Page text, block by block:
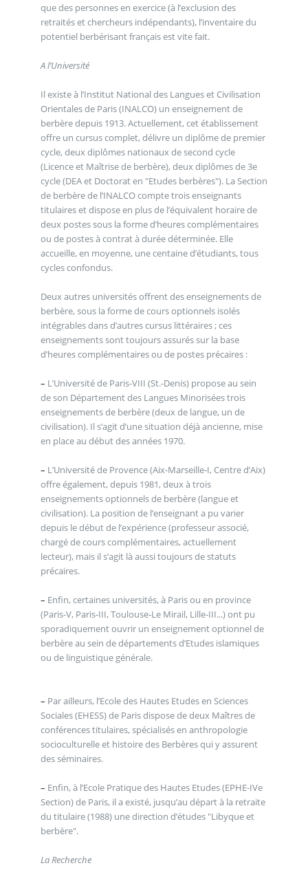
que des personnes en exercice (à l’exclusion des
retraités et chercheurs indépendants), l’inventaire du
potentiel berbérisant français est vite fait.
A l’Université
Il existe à l’Institut National des Langues et Civilisation
Orientales de Paris (INALCO) un enseignement de
berbère depuis 1913. Actuellement, cet établissement
offre un cursus complet, délivre un diplôme de premier
cycle, deux diplômes nationaux de second cycle
(Licence et Maîtrise de berbère), deux diplômes de 3e
cycle (DEA et Doctorat en "Etudes berbères"). La Section
de berbère de l’INALCO compte trois enseignants
titulaires et dispose en plus de l’équivalent horaire de
deux postes sous la forme d’heures complémentaires
ou de postes à contrat à durée déterminée. Elle
accueille, en moyenne, une centaine d’étudiants, tous
cycles confondus.
Deux autres universités offrent des enseignements de
berbère, sous la forme de cours optionnels isolés
intégrables dans d’autres cursus littéraires ; ces
enseignements sont toujours assurés sur la base
d’heures complémentaires ou de postes précaires :
– L’Université de Paris-VIII (St.-Denis) propose au sein
de son Département des Langues Minorisées trois
enseignements de berbère (deux de langue, un de
civilisation). Il s’agit d’une situation déjà ancienne, mise
en place au début des années 1970.
– L’Université de Provence (Aix-Marseille-I, Centre d’Aix)
offre également, depuis 1981, deux à trois
enseignements optionnels de berbère (langue et
civilisation). La position de l’enseignant a pu varier
depuis le début de l’expérience (professeur associé,
chargé de cours complémentaires, actuellement
lecteur), mais il s’agit là aussi toujours de statuts
précaires.
– Enfin, certaines universités, à Paris ou en province
(Paris-V, Paris-III, Toulouse-Le Mirail, Lille-III...) ont pu
sporadiquement ouvrir un enseignement optionnel de
berbère au sein de départements d’Etudes islamiques
ou de linguistique générale.
– Par ailleurs, l’Ecole des Hautes Etudes en Sciences
Sociales (EHESS) de Paris dispose de deux Maîtres de
conférences titulaires, spécialisés en anthropologie
socioculturelle et histoire des Berbères qui y assurent
des séminaires.
– Enfin, à l’Ecole Pratique des Hautes Etudes (EPHE-IVe
Section) de Paris, il a existé, jusqu’au départ à la retraite
du titulaire (1988) une direction d’études "Libyque et
berbère".
La Recherche